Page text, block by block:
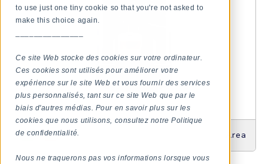
to use just one tiny cookie so that you're not asked to
make this choice again.
Ce site Web stocke des cookies sur votre ordinateur.
Ces cookies sont utilisés pour améliorer votre
expérience sur le site Web et vous fournir des services
plus personnalisés, tant sur ce site Web que par le
biais d'autres médias. Pour en savoir plus sur les
cookies que nous utilisons, consultez notre Politique
de confidentialité.
Nous ne traquerons pas vos informations lorsque vous
Area